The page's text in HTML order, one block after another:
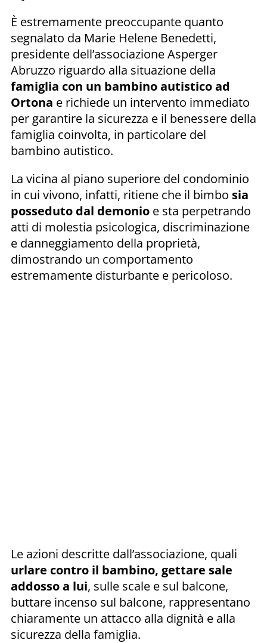
È estremamente preoccupante quanto
segnalato da Marie Helene Benedetti,
presidente dell’associazione Asperger
Abruzzo riguardo alla situazione della
famiglia con un bambino autistico ad
Ortona e richiede un intervento immediato
per garantire la sicurezza e il benessere della
famiglia coinvolta, in particolare del
bambino autistico.
La vicina al piano superiore del condominio
in cui vivono, infatti, ritiene che il bimbo sia
posseduto dal demonio e sta perpetrando
atti di molestia psicologica, discriminazione
e danneggiamento della proprietà,
dimostrando un comportamento
estremamente disturbante e pericoloso.
Le azioni descritte dall’associazione, quali
urlare contro il bambino, gettare sale
addosso a lui, sulle scale e sul balcone,
buttare incenso sul balcone, rappresentano
chiaramente un attacco alla dignità e alla
sicurezza della famiglia.